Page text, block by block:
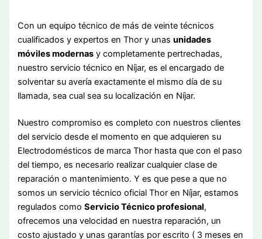
Con un equipo técnico de más de veinte técnicos
cualificados y expertos en Thor y unasunidades
móviles modernas y completamente pertrechadas,
nuestro servicio técnico en Níjar, es el encargado de
solventar su avería exactamente el mismo día de su
llamada, sea cual sea su localización en Níjar.
Nuestro compromiso es completo con nuestros clientes
del servicio desde el momento en que adquieren su
Electrodomésticos de marca Thor hasta que con el paso
del tiempo, es necesario realizar cualquier clase de
reparación o mantenimiento. Y es que pese a que no
somos un servicio técnico oficial Thor en Níjar, estamos
regulados comoServicio Técnico profesional,
ofrecemos una velocidad en nuestra reparación, un
costo ajustado y unas garantías por escrito ( 3 meses en